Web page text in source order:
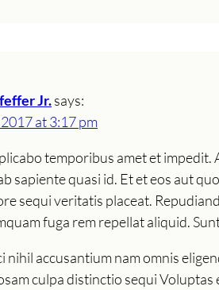
Jr.says:
at 3:17 pm
temporibus amet et
sapiente quasi id. Et et eos aut
sequi veritatis placeat.
fuga rem repellat aliquid.
nihil accusantium nam omnis
culpa distinctio sequi